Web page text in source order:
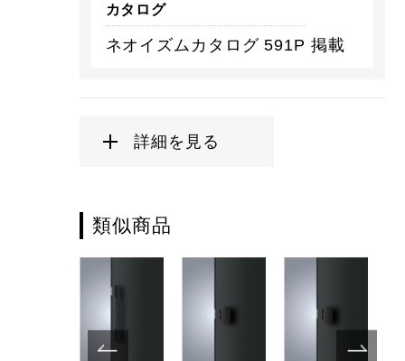
カタログ
ネオイズムカタログ 591P 掲載
詳細を見る
類似商品